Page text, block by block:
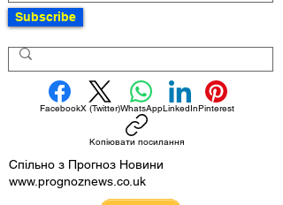
Subscribe
FacebookX (Twitter)WhatsAppLinkedInPinterest
Копіювати посилання
Спільно з Прогноз Новини
www.prognoznews.co.uk